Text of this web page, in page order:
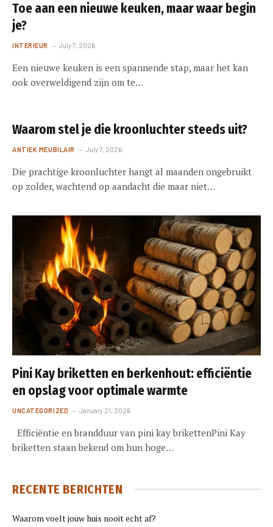
Toe aan een nieuwe keuken, maar waar begin
je?
INTERIEUR July 7, 2026
Een nieuwe keuken is een spannende stap, maar het kan
ook overweldigend zijn om te…
Waarom stel je die kroonluchter steeds uit?
ANTIEK MEUBILAIR July 7, 2026
Die prachtige kroonluchter hangt al maanden ongebruikt
op zolder, wachtend op aandacht die maar niet…
Pini Kay briketten en berkenhout: efficiëntie
en opslag voor optimale warmte
UNCATEGORIZED January 21, 2026
Efficiëntie en brandduur van pini kay brikettenPini Kay
briketten staan bekend om hun hoge…
RECENTE BERICHTEN
Waarom voelt jouw huis nooit echt af?